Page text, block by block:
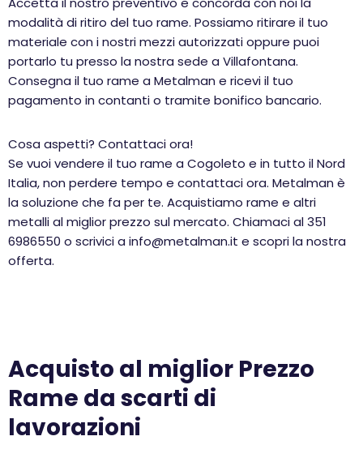
modalità di ritiro del tuo rame. Possiamo ritirare il tuo
materiale con i nostri mezzi autorizzati oppure puoi
portarlo tu presso la nostra sede a Villafontana.
Consegna il tuo rame a Metalman e ricevi il tuo
pagamento in contanti o tramite bonifico bancario.
Cosa aspetti? Contattaci ora!
Se vuoi vendere il tuo rame a Cogoleto e in tutto il Nord
Italia, non perdere tempo e contattaci ora. Metalman è
la soluzione che fa per te. Acquistiamo rame e altri
metalli al miglior prezzo sul mercato. Chiamaci al 351
6986550 o scrivici a info@metalman.it e scopri la nostra
offerta.
Acquisto al miglior Prezzo
Rame da scarti di
lavorazioni